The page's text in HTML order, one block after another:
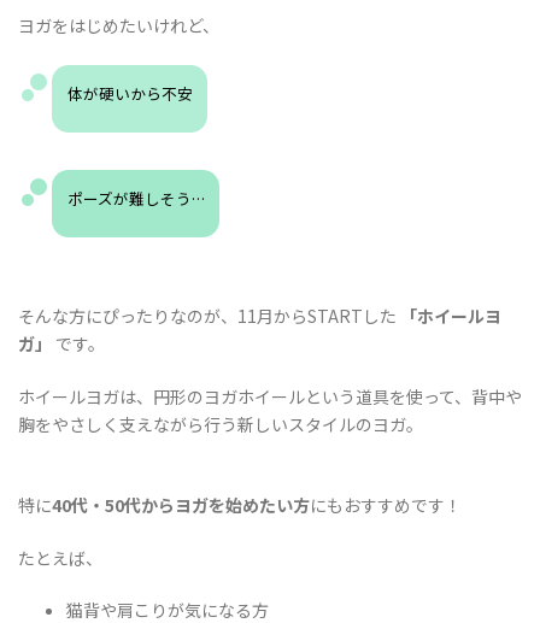
ヨガをはじめたいけれど、
体が硬いから不安
ポーズが難しそう…
そんな方にぴったりなのが、 11月からSTARTした
「ホイールヨ
ガ」
です。
ホイールヨガは、円形のヨガホイールという道具を使って、背中や
胸をやさしく支えながら行う新しいスタイルのヨガ。
特に40代・50代からヨガを始めたい方にもおすすめです！
たとえば、
猫背や肩こり が気になる方